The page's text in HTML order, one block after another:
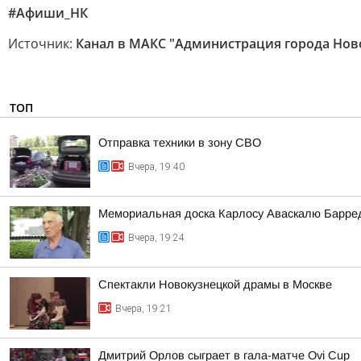
#Афиши_НК
Источник: Канал в МАКС "Администрация города
ТОП
Отправка техники в зону СВО
Вчера, 19:40
Мемориальная доска Карлосу Аваскалю
Вчера, 19:24
Спектакли Новокузнецкой драмы в Москве
Вчера, 19:21
Дмитрий Орлов сыграет в гала-матче Ovi Cup